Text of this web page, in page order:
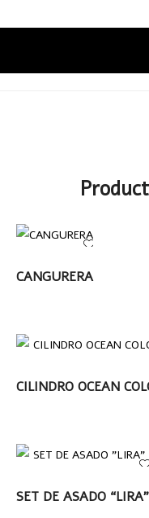
LEER MÁS
CANGURERA
LEER MÁS
CILINDRO OCEAN
LEER MÁS
SET DE ASADO “LIRA”